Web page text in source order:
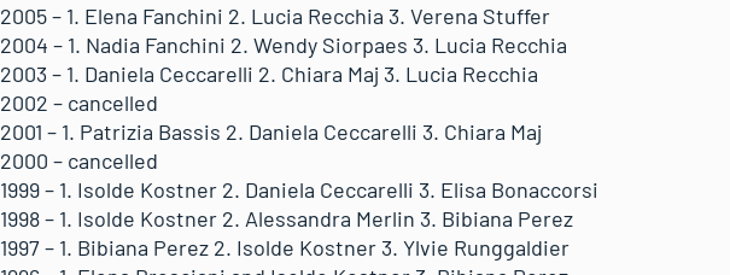
2005 – 1. Elena Fanchini 2. Lucia Recchia 3. Verena Stuffer
2004 – 1. Nadia Fanchini 2. Wendy Siorpaes 3. Lucia Recchia
2003 – 1. Daniela Ceccarelli 2. Chiara Maj 3. Lucia Recchia
2002 – cancelled
2001 – 1. Patrizia Bassis 2. Daniela Ceccarelli 3. Chiara Maj
2000 – cancelled
1999 – 1. Isolde Kostner 2. Daniela Ceccarelli 3. Elisa Bonaccorsi
1998 – 1. Isolde Kostner 2. Alessandra Merlin 3. Bibiana Perez
1997 – 1. Bibiana Perez 2. Isolde Kostner 3. Ylvie Runggaldier